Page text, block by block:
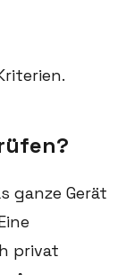
ganze Gerät
privat